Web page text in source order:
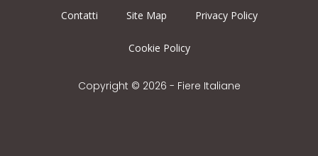
Contatti Site Map Privacy Policy
Cookie Policy
Copyright © 2026 - Fiere Italiane